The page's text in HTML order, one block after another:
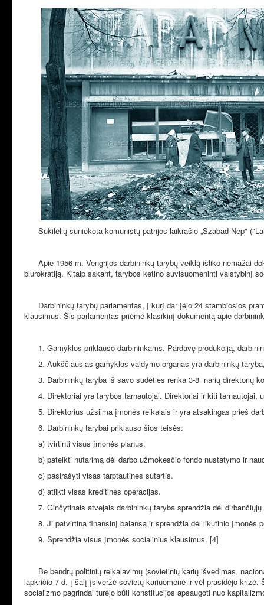
Sukilėlių suniokota komunistų patrijos laikrašio „Szabad Nep"
Apie 1956 m. Vengrijos darbininkų tarybų veiklą išliko nemažai
biurokratiją. Kitaip sakant, tarybos ketino suvisuomeninti valstybinį
Darbininkų tarybų parlamentas, į kurį dar įėjo 24 stambiosios
klausimus. Šis parlamentas priėmė klasikinį dokumentą apie
1. Gamyklos priklauso darbininkams. Pardavę produkciją,
2. Aukščiausias gamyklos valdymo organas yra darbininkų
3. Darbininkų taryba iš savo sudėties renka 3-8 narių direktorių
4. Direktoriai yra tarybos tarnautojai. Direktoriai ir kiti
5. Direktorius užsiima įmonės reikalais ir yra atsakingas prieš
6. Darbininkų tarybai priklauso šios teisės:
a) tvirtinti visus įmonės planus.
b) pateikti nutarimą dėl darbo užmokesčio fondo nustatymo ir
c) pasirašyti visas tarptautines sutartis.
d) atlikti visas kreditines operacijas.
7. Ginčytinais atvejais darbininkų taryba sprendžia dėl
8. Ji patvirtina finansinį balansą ir sprendžia dėl likutinio įmonės
9. Sprendžia visus įmonės socialinius klausimus. [4]
Be bendrų politinių reikalavimų (sovietinių karių išvedimas,
lapkričio 7 d. į šalį įsiveržė sovietų kariuomenė ir vėl prasidėjo
socializmo pagrindai turėjo būti konstitucijos apsaugoti nuo